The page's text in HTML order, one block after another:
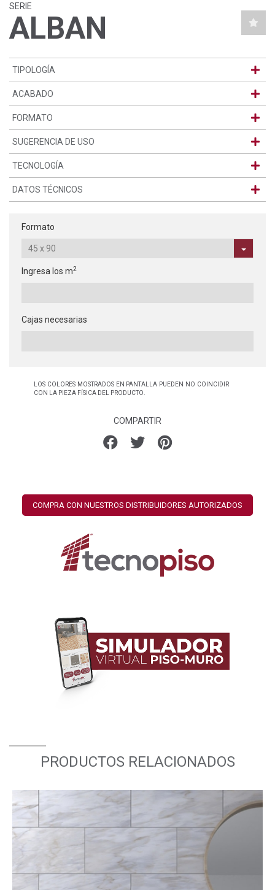
SERIE
ALBAN
TIPOLOGÍA
ACABADO
FORMATO
SUGERENCIA DE USO
TECNOLOGÍA
DATOS TÉCNICOS
Formato
Ingresa los m2
Cajas necesarias
LOS COLORES MOSTRADOS EN PANTALLA PUEDEN NO COINCIDIR
CON LA PIEZA FÍSICA DEL PRODUCTO.
COMPARTIR
COMPRA CON NUESTROS DISTRIBUIDORES AUTORIZADOS
PRODUCTOS RELACIONADOS